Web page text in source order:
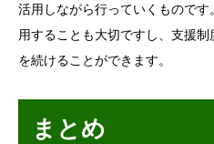
活用しながら行っていくものです
用することも大切ですし、支援
を続けることができます。
まとめ